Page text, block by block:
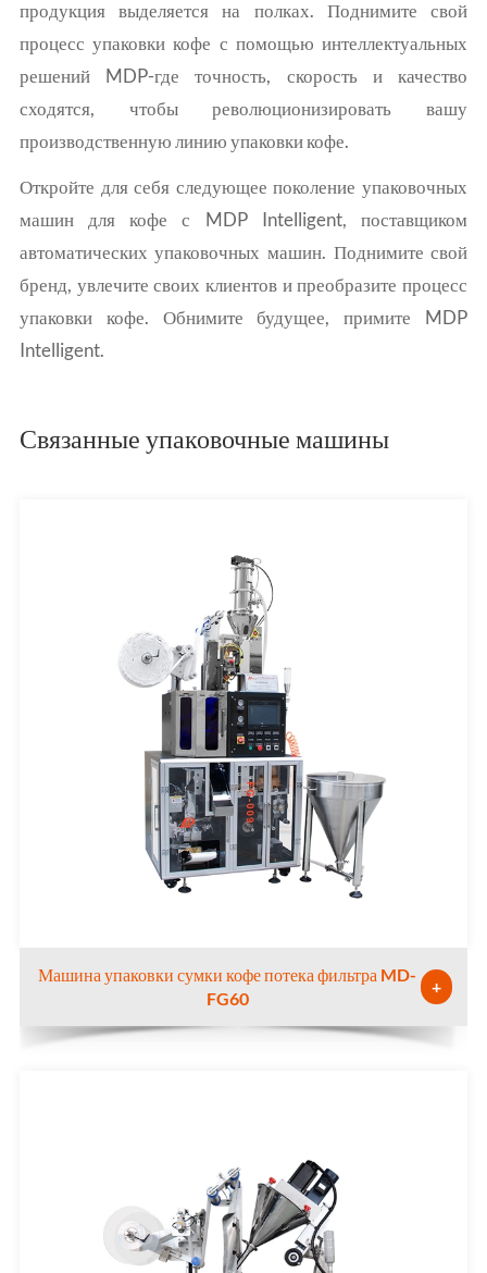
продукция выделяется на полках. Поднимите свой
процесс упаковки кофе с помощью интеллектуальных
решений MDP-где точность, скорость и качество
сходятся, чтобы революционизировать вашу
производственную линию упаковки кофе.
Откройте для себя следующее поколение упаковочных
машин для кофе с MDP Intelligent, поставщиком
автоматических упаковочных машин. Поднимите свой
бренд, увлечите своих клиентов и преобразите процесс
упаковки кофе. Обнимите будущее, примите MDP
Intelligent.
Связанные упаковочные машины
Машина упаковки сумки кофе потека фильтра MD-
FG60
+